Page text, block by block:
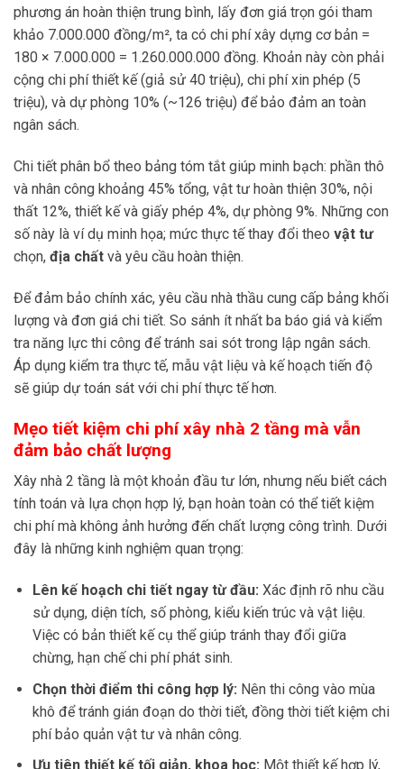
phương án hoàn thiện trung bình, lấy đơn giá trọn gói tham
khảo 7.000.000 đồng/m², ta có chi phí xây dựng cơ bản =
180 × 7.000.000 = 1.260.000.000 đồng. Khoản này còn phải
cộng chi phí thiết kế (giả sử 40 triệu), chi phí xin phép (5
triệu), và dự phòng 10% (~126 triệu) để bảo đảm an toàn
ngân sách.
Chi tiết phân bổ theo bảng tóm tắt giúp minh bạch: phần thô
và nhân công khoảng 45% tổng, vật tư hoàn thiện 30%, nội
thất 12%, thiết kế và giấy phép 4%, dự phòng 9%. Những con
số này là ví dụ minh họa; mức thực tế thay đổi theo vật tư
chọn, địa chất và yêu cầu hoàn thiện.
Để đảm bảo chính xác, yêu cầu nhà thầu cung cấp bảng khối
lượng và đơn giá chi tiết. So sánh ít nhất ba báo giá và kiểm
tra năng lực thi công để tránh sai sót trong lập ngân sách.
Áp dụng kiểm tra thực tế, mẫu vật liệu và kế hoạch tiến độ
sẽ giúp dự toán sát với chi phí thực tế hơn.
Mẹo tiết kiệm chi phí xây nhà 2 tầng mà vẫn
đảm bảo chất lượng
Xây nhà 2 tầng là một khoản đầu tư lớn, nhưng nếu biết cách
tính toán và lựa chọn hợp lý, bạn hoàn toàn có thể tiết kiệm
chi phí mà không ảnh hưởng đến chất lượng công trình. Dưới
đây là những kinh nghiệm quan trọng:
Lên kế hoạch chi tiết ngay từ đầu: Xác định rõ nhu cầu
sử dụng, diện tích, số phòng, kiểu kiến trúc và vật liệu.
Việc có bản thiết kế cụ thể giúp tránh thay đổi giữa
chừng, hạn chế chi phí phát sinh.
Chọn thời điểm thi công hợp lý: Nên thi công vào mùa
khô để tránh gián đoạn do thời tiết, đồng thời tiết kiệm chi
phí bảo quản vật tư và nhân công.
Ưu tiên thiết kế tối giản, khoa học: Một thiết kế hợp lý,